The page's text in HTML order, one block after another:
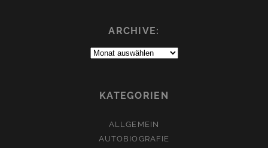
ARCHIVE:
Archive:
KATEGORIEN
ALLGEMEIN
AUTOBIOGRAFIE